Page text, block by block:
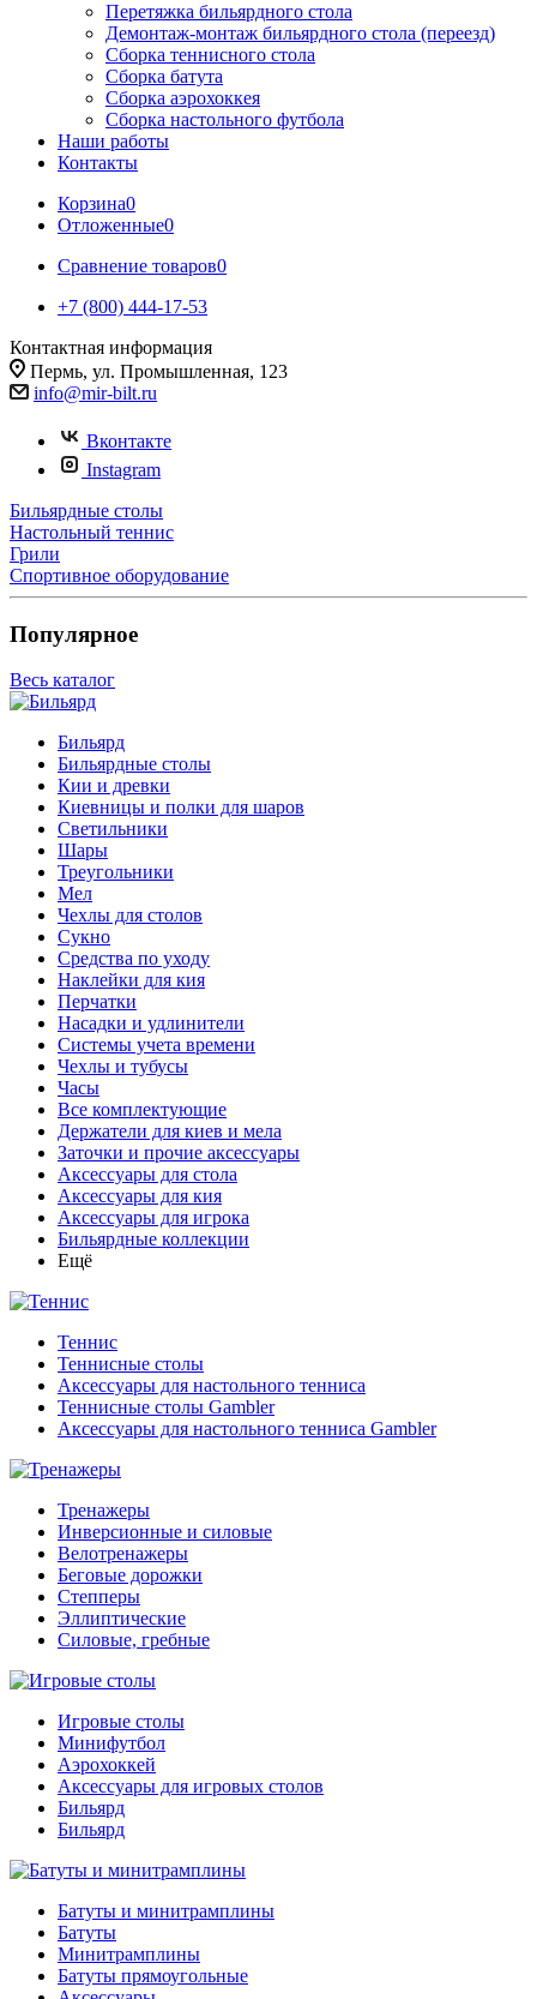
Перетяжка бильярдного стола
Демонтаж-монтаж бильярдного стола (переезд)
Сборка теннисного стола
Сборка батута
Сборка аэрохоккея
Сборка настольного футбола
Наши работы
Контакты
Корзина0
Отложенные0
Сравнение товаров0
+7 (800) 444-17-53
Контактная информация
Пермь, ул. Промышленная, 123
info@mir-bilt.ru
Вконтакте
Instagram
Бильярдные столы
Настольный теннис
Грили
Спортивное оборудование
Популярное
Весь каталог
Бильярд
Бильярдные столы
Кии и древки
Киевницы и полки для шаров
Светильники
Шары
Треугольники
Мел
Чехлы для столов
Сукно
Средства по уходу
Наклейки для кия
Перчатки
Насадки и удлинители
Системы учета времени
Чехлы и тубусы
Часы
Все комплектующие
Держатели для киев и мела
Заточки и прочие аксессуары
Аксессуары для стола
Аксессуары для кия
Аксессуары для игрока
Бильярдные коллекции
Ещё
Теннис
Теннисные столы
Аксессуары для настольного тенниса
Теннисные столы Gambler
Аксессуары для настольного тенниса Gambler
Тренажеры
Инверсионные и силовые
Велотренажеры
Беговые дорожки
Степперы
Эллиптические
Силовые, гребные
Игровые столы
Минифутбол
Аэрохоккей
Аксессуары для игровых столов
Бильяpд
Бильяpд
Батуты и минитрамплины
Батуты
Минитрамплины
Батуты прямоугольные